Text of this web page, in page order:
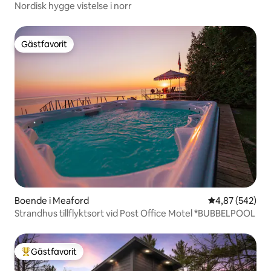
Nordisk hygge vistelse i norr
Gästfavorit
Gästfavorit
Boende i Meaford 4,87 av 5 i
4,87 (542)
Strandhus tillflyktsort vid Post Office Motel *BUBBELPOOL
Populär gästfavorit
Gästfavorit